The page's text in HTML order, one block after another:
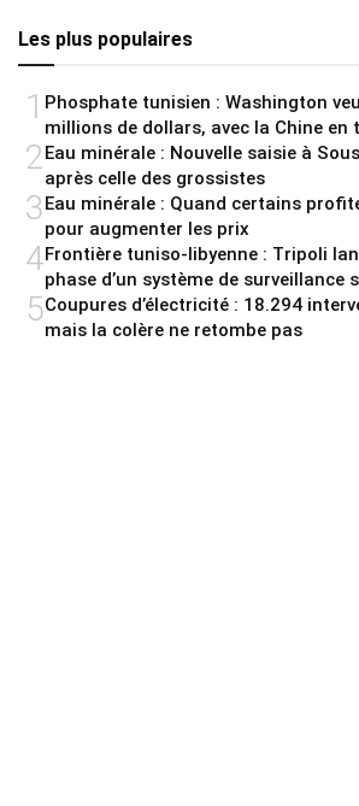
Les plus populaires
1 Phosphate tunisien : Washington
millions de dollars, avec la Chine en
2 Eau minérale : Nouvelle saisie à
après celle des grossistes
3Eau minérale : Quand certains
pour augmenter les prix
4Frontière tuniso-libyenne : Tripoli
phase d’un système de surveillance
5Coupures d’électricité : 18.294
mais la colère ne retombe pas